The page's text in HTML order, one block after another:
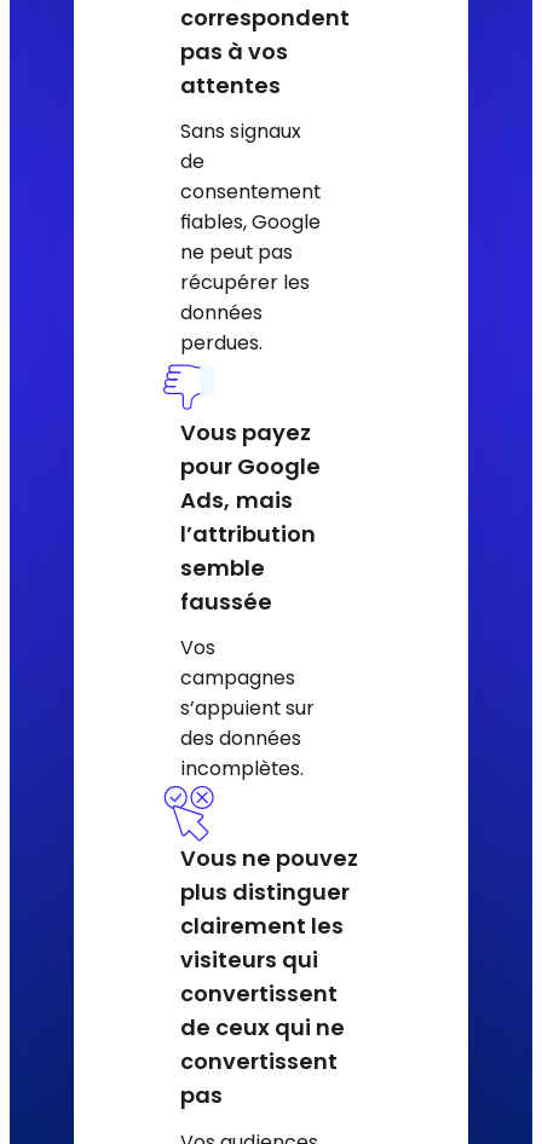
correspondent
pas à vos
attentes
Sans signaux
de
consentement
fiables, Google
ne peut pas
récupérer les
données
perdues.
Vous payez
pour Google
Ads, mais
l’attribution
semble
faussée
Vos
campagnes
s’appuient sur
des données
incomplètes.
Vous ne pouvez
plus distinguer
clairement les
visiteurs qui
convertissent
de ceux qui ne
convertissent
pas